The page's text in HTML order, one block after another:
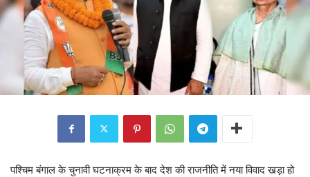
पश्चिम बंगाल के चुनावी घटनाक्रम के बाद देश की राजनीति में नया विवाद खड़ा हो